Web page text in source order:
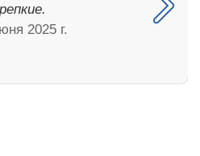
2025 г.